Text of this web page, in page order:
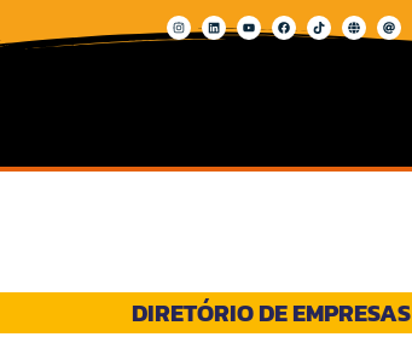
DIRETÓRIO DE EMPRESAS